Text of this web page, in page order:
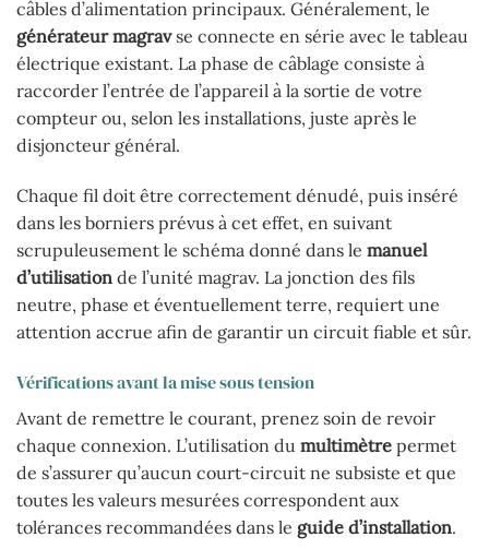
câbles d’alimentation principaux. Généralement, le
générateur magravse connecte en série avec le tableau
électrique existant. La phase de câblage consiste à
raccorder l’entrée de l’appareil à la sortie de votre
compteur ou, selon les installations, juste après le
disjoncteur général.
Chaque fil doit être correctement dénudé, puis inséré
dans les borniers prévus à cet effet, en suivant
scrupuleusement le schéma donné dans le manuel
d’utilisation de l’unité magrav. La jonction des fils
neutre, phase et éventuellement terre, requiert une
attention accrue afin de garantir un circuit fiable et sûr.
Vérifications avant la mise sous tension
Avant de remettre le courant, prenez soin de revoir
chaque connexion. L’utilisation du multimètre permet
de s’assurer qu’aucun court-circuit ne subsiste et que
toutes les valeurs mesurées correspondent aux
tolérances recommandées dans le guide d’installation.